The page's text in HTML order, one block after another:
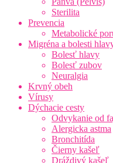
Sterilita
Prevencia
Metabolické
Migréna a bolesti
Bolesť hlavy
Bolesť zubov
Neuralgia
Krvný obeh
Vírusy
Dýchacie cesty
Odvykanie od
Alergicka astma
Bronchitída
Čierny kašeľ
Dráždivý kašeľ